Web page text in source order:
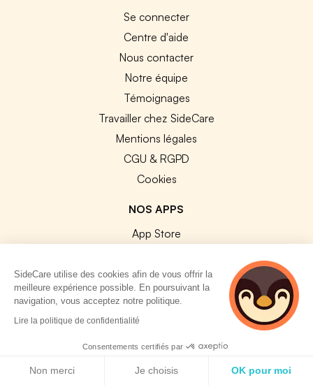
Se connecter
Centre d'aide
Nous contacter
Notre équipe
Témoignages
Travailler chez SideCare
Mentions légales
CGU & RGPD
Cookies
NOS APPS
App Store
© 2026 SideCare. Tous droits réservés.
SideCare utilise des cookies afin de vous offrir la
meilleure expérience possible. En poursuivant la
navigation, vous acceptez notre politique.
Lire la politique de confidentialité
Consentements certifiés par
Non merci Je choisis OK pour moi
3 personnes
consultent
actuellement cette